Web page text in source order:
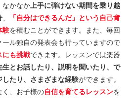
なかなか上手に弾けない期間を乗り越
、
「自分はできるんだ」という自己肯
験を積むことができます。また、毎回
ル独自の発表会も行っていますので
にも挑戦できます。レッスンでは楽器
生とお話したり、説明を聞いたり、で
したり、さまざまな経験ができます。
く、お子様の自信を育てるレッスンを